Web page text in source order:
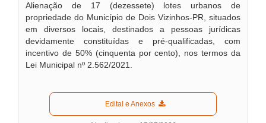
Alienação de 17 (dezessete) lotes urbanos de
propriedade do Município de Dois Vizinhos-PR, situados
em diversos locais, destinados a pessoas jurídicas
devidamente constituídas e pré-qualificadas, com
incentivo de 50% (cinquenta por cento), nos termos da
Lei Municipal nº 2.562/2021.
  Edital e Anexos